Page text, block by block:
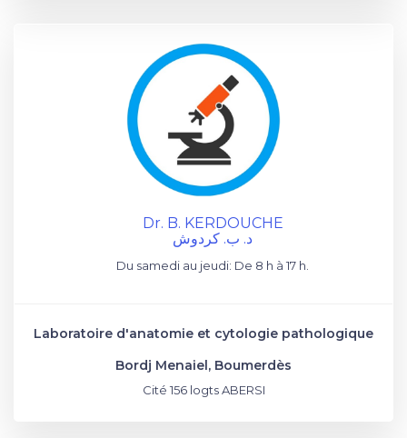
Dr. B. KERDOUCHE
د. ب. كردوش
Du samedi au jeudi: De 8 h à 17 h.
Laboratoire d'anatomie et cytologie pathologique
Bordj Menaiel, Boumerdès
Cité 156 logts ABERSI